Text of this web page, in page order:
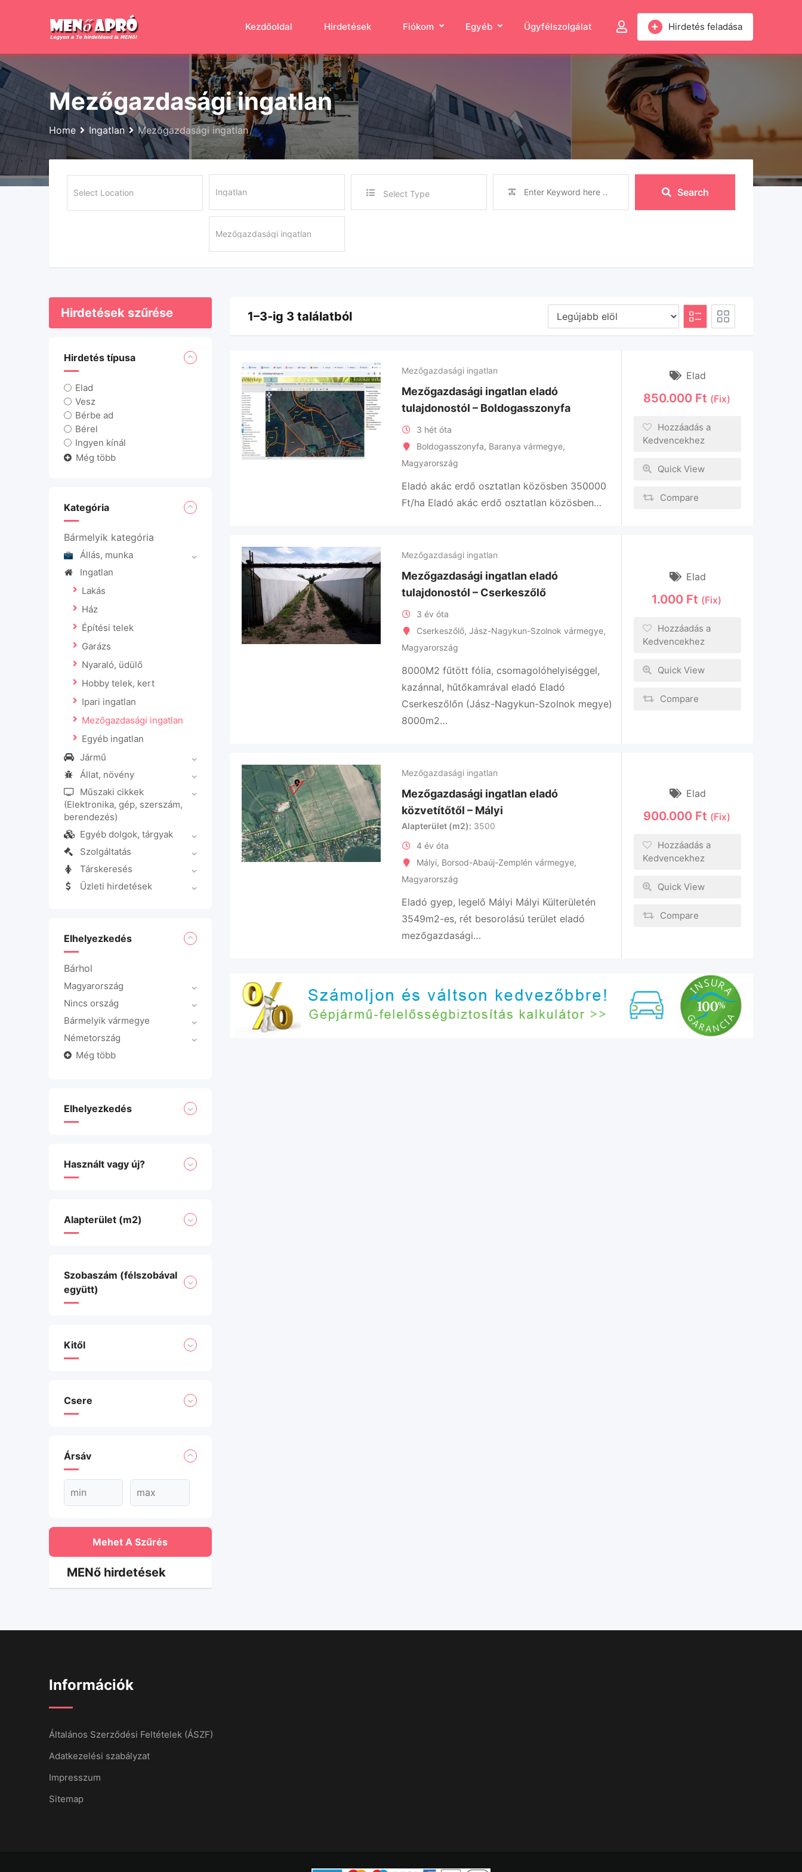
Hirdetés feladása
Kezdőoldal Hirdetések Fiókom Egyéb Ügyfélszolgálat
Mezőgazdasági ingatlan
Home Ingatlan Mezőgazdasági ingatlan
Select Type Search
Hirdetések szűrése
Hirdetés típusa
Elad
Vesz
Bérbe ad
Bérel
Ingyen kínál
Még több
Kategória
Bármelyik kategória
Állás, munka
Ingatlan
Lakás
Ház
Építési telek
Garázs
Nyaraló, üdülő
Hobby telek, kert
Ipari ingatlan
Mezőgazdasági ingatlan
Egyéb ingatlan
Jármű
Állat, növény
Műszaki cikkek
(Elektronika, gép, szerszám,
berendezés)
Egyéb dolgok, tárgyak
Szolgáltatás
Társkeresés
Üzleti hirdetések
Elhelyezkedés
Bárhol
Magyarország
Nincs ország
Bármelyik vármegye
Németország
Még több
Elhelyezkedés
Használt vagy új?
Alapterület (m2)
Szobaszám (félszobával
együtt)
Kitől
Csere
Ársáv
Mehet A Szűrés
MENő hirdetések
1–3-ig 3 találatból
Mezőgazdasági ingatlan
Mezőgazdasági ingatlan eladó
tulajdonostól – Boldogasszonyfa
3 hét óta
Boldogasszonyfa, Baranya vármegye,
Magyarország
Eladó akác erdő osztatlan közösben 350000
Ft/ha Eladó akác erdő osztatlan közösben…
Elad
850.000 Ft (Fix)
Hozzáadás a
Kedvencekhez
Quick View
Compare
Mezőgazdasági ingatlan
Mezőgazdasági ingatlan eladó
tulajdonostól – Cserkeszőlő
3 év óta
Cserkeszőlő, Jász-Nagykun-Szolnok vármegye,
Magyarország
8000M2 fűtött fólia, csomagolóhelyiséggel,
kazánnal, hűtőkamrával eladó Eladó
Cserkeszőlőn (Jász-Nagykun-Szolnok megye)
8000m2…
Elad
1.000 Ft (Fix)
Hozzáadás a
Kedvencekhez
Quick View
Compare
Mezőgazdasági ingatlan
Mezőgazdasági ingatlan eladó
közvetítőtől – Mályi
Alapterület (m2)
3500
4 év óta
Mályi, Borsod-Abaúj-Zemplén vármegye,
Magyarország
Eladó gyep, legelő Mályi Mályi Külterületén
3549m2-es, rét besorolású terület eladó
mezőgazdasági…
Elad
900.000 Ft (Fix)
Hozzáadás a
Kedvencekhez
Quick View
Compare
Információk
Általános Szerződési Feltételek (ÁSZF)
Adatkezelési szabályzat
Impresszum
Sitemap